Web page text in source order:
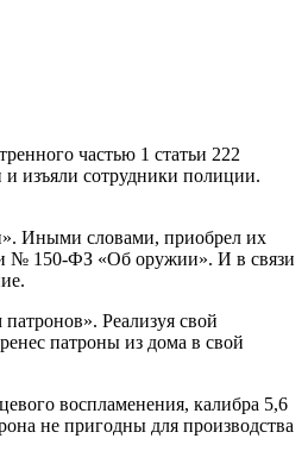
частью 1 статьи 222
и изъяли сотрудники полиции.
Иными словами, приобрел их
№ 150-ФЗ «Об оружии». И в связи
Реализуя свой
патроны из дома в свой
воспламенения, калибра 5,6
не пригодны для производства